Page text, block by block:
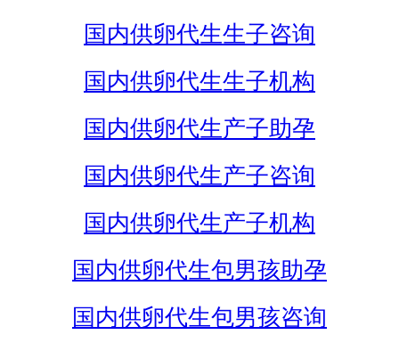
国内供卵代生生子咨询
国内供卵代生生子机构
国内供卵代生产子助孕
国内供卵代生产子咨询
国内供卵代生产子机构
国内供卵代生包男孩助孕
国内供卵代生包男孩咨询